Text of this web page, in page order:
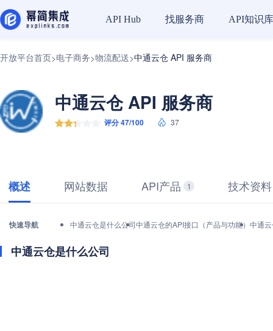
API Hub 找服务商 API知识库
开放平台首页>电子商务>物流配送>中通云仓 API 服务商
中通云仓 API 服务商
评分 47/100 37
概述 网站数据 API产品 1 技术资料
快速导航 中通云仓是什么公司中通云仓的API接口（产品与功能） 中通
中通云仓是什么公司